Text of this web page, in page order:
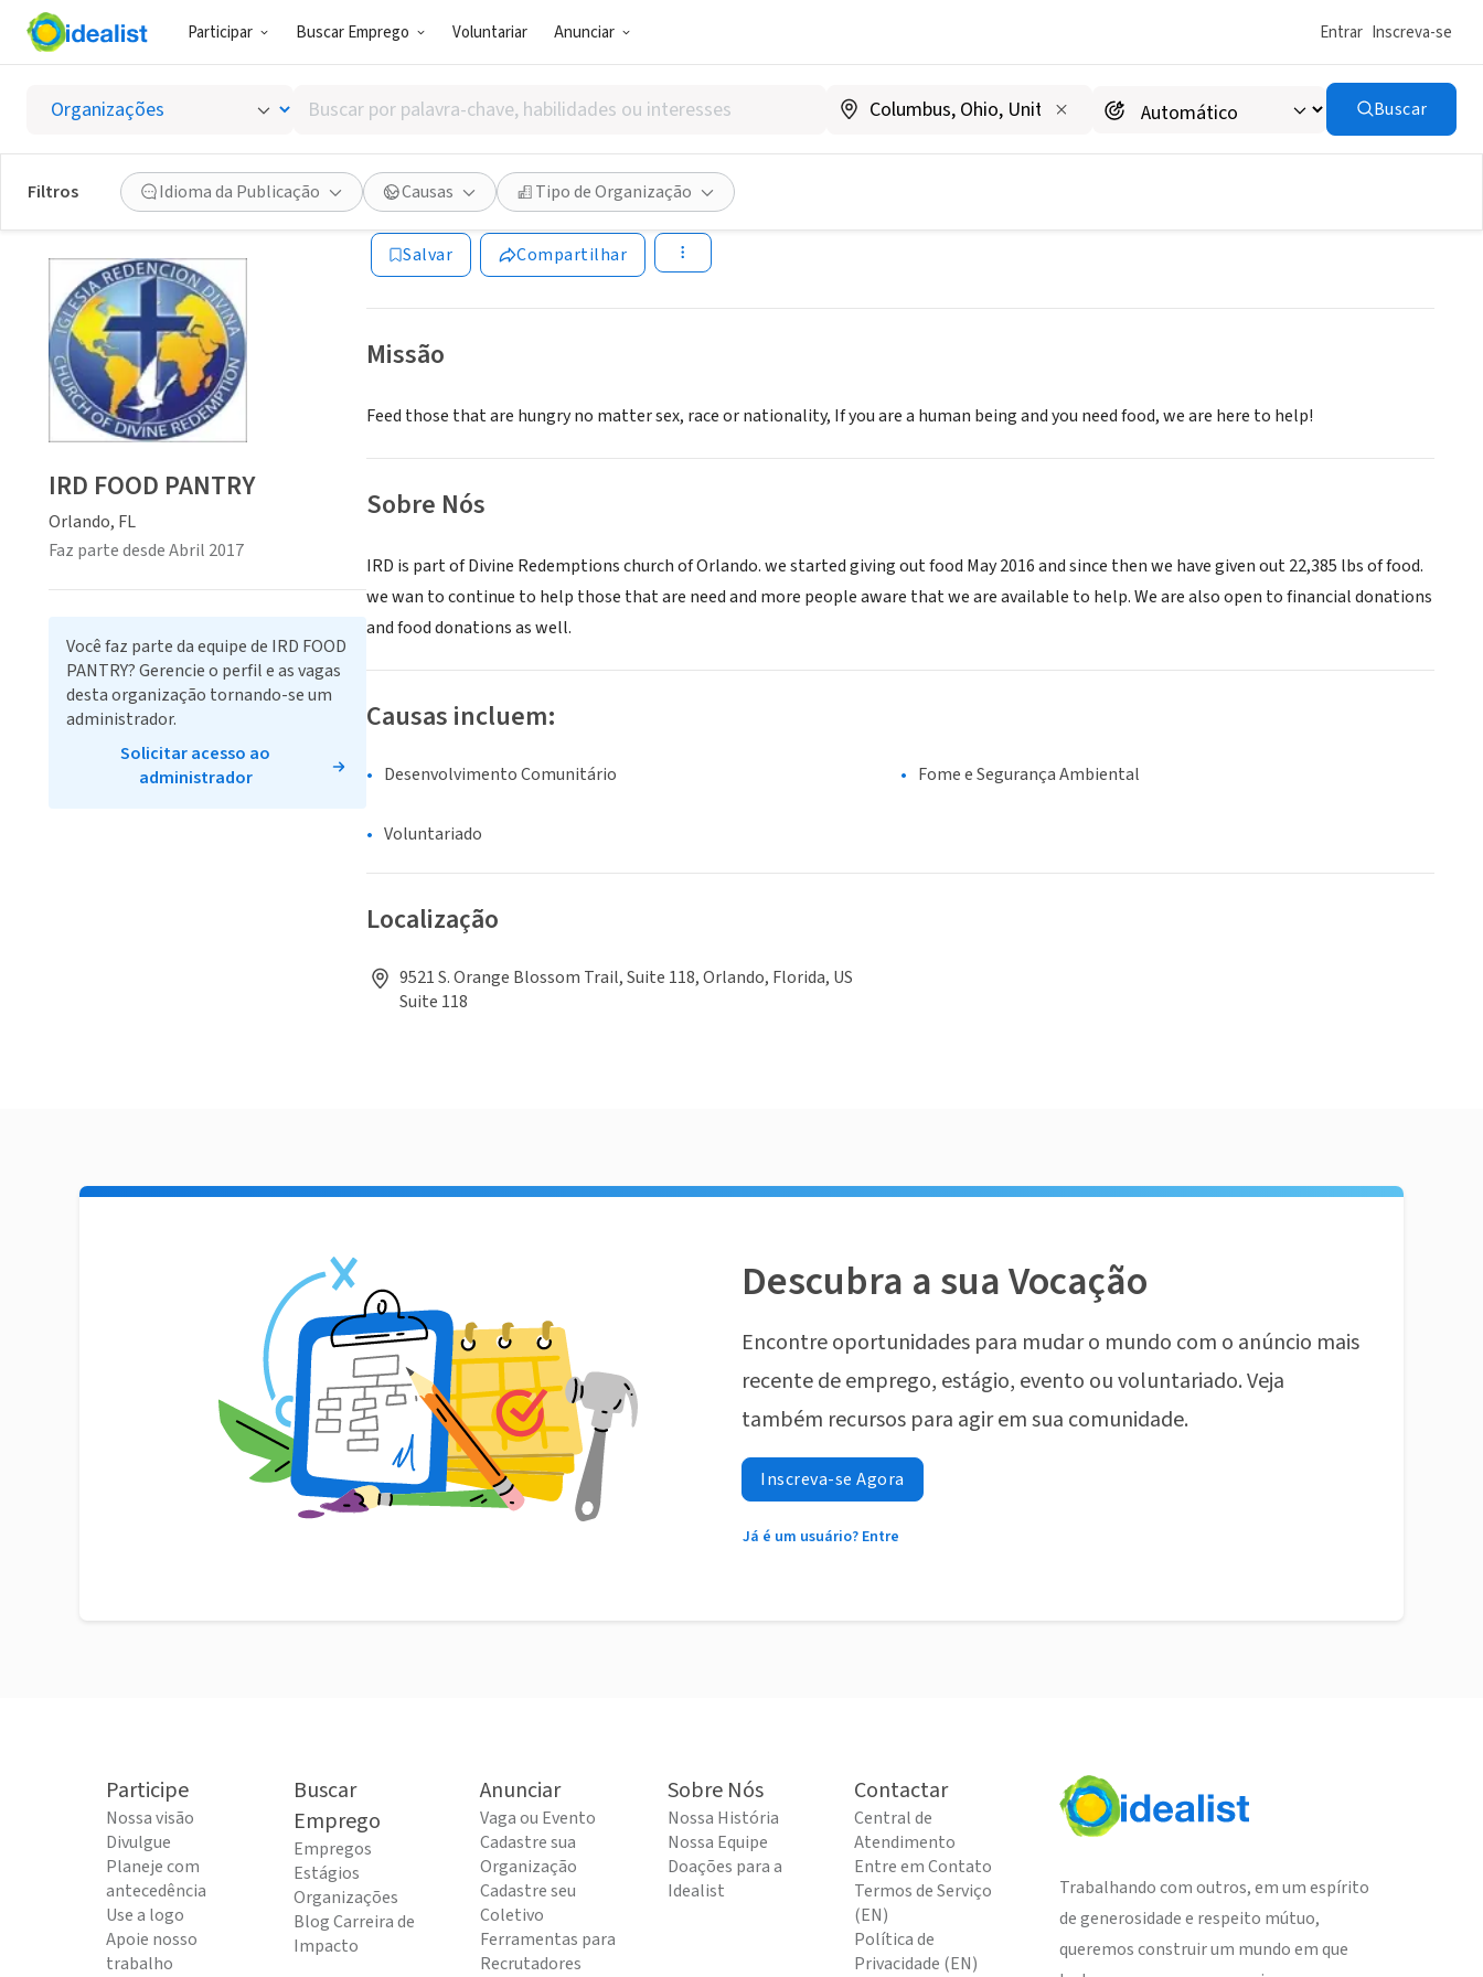
Participar Buscar Emprego Voluntariar Anunciar Entrar Inscreva-se
Buscar
por
palavra-
chave,
habilidades
ou
interesses
Buscar
Filtros Idioma da Publicação Causas Tipo de Organização
IRD FOOD PANTRY
Orlando, FL
Salvar Compartilhar
Missão
Feed those that are hungry no matter sex, race or nationality, If you are a human being and you need food, we are here to help!
Sobre Nós
IRD is part of Divine Redemptions church of Orlando. we started giving out food May 2016 and since then we have given out 22,385 lbs of food.
we wan to continue to help those that are need and more people aware that we are available to help. We are also open to financial donations
and food donations as well.
Causas incluem:
Desenvolvimento Comunitário Fome e Segurança Ambiental
Voluntariado
Localização
9521 S. Orange Blossom Trail, Suite 118, Orlando, Florida, US
Suite 118
IRD FOOD PANTRY
Orlando, FL
Faz parte desde Abril 2017
Você faz parte da equipe de IRD FOOD
PANTRY? Gerencie o perfil e as vagas
desta organização tornando-se um
administrador.
Solicitar acesso ao
administrador
Descubra a sua Vocação
Encontre oportunidades para mudar o mundo com o anúncio mais
recente de emprego, estágio, evento ou voluntariado. Veja
também recursos para agir em sua comunidade.
Inscreva-se Agora
Já é um usuário? Entre
Participe
Nossa visão
Divulgue
Planeje com
antecedência
Use a logo
Apoie nosso
trabalho
Buscar
Emprego
Empregos
Estágios
Organizações
Blog Carreira de
Impacto
Anunciar
Vaga ou Evento
Cadastre sua
Organização
Cadastre seu
Coletivo
Ferramentas para
Recrutadores
Sobre Nós
Nossa História
Nossa Equipe
Doações para a
Idealist
Contactar
Central de
Atendimento
Entre em Contato
Termos de Serviço
(EN)
Política de
Privacidade (EN)
Trabalhando com outros, em um espírito
de generosidade e respeito mútuo,
queremos construir um mundo em que